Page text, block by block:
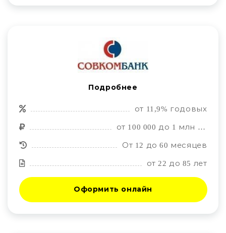
Подробнее
от 11,9% годовых
от 100 000 до 1 млн рублей
От 12 до 60 месяцев
от 22 до 85 лет
Оформить онлайн